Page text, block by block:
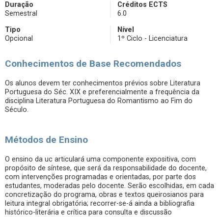
Duração
Semestral
Créditos ECTS
6.0
Tipo
Opcional
Nível
1º Ciclo - Licenciatura
Conhecimentos de Base Recomendados
Os alunos devem ter conhecimentos prévios sobre Literatura
Portuguesa do Séc. XIX e preferencialmente a frequência da
disciplina Literatura Portuguesa do Romantismo ao Fim do
Século.
Métodos de Ensino
O ensino da uc articulará uma componente expositiva, com
propósito de síntese, que será da responsabilidade do docente,
com intervenções programadas e orientadas, por parte dos
estudantes, moderadas pelo docente. Serão escolhidas, em cada
concretização do programa, obras e textos queirosianos para
leitura integral obrigatória; recorrer-se-á ainda a bibliografia
histórico-literária e crítica para consulta e discussão